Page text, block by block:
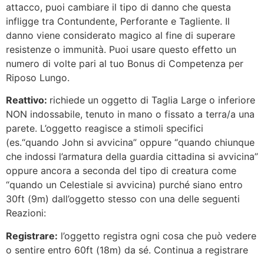
attacco, puoi cambiare il tipo di danno che questa
infligge tra Contundente, Perforante e Tagliente. Il
danno viene considerato magico al fine di superare
resistenze o immunità. Puoi usare questo effetto un
numero di volte pari al tuo Bonus di Competenza per
Riposo Lungo.
Reattivo: richiede un oggetto di Taglia Large o inferiore
NON indossabile, tenuto in mano o fissato a terra/a una
parete. L’oggetto reagisce a stimoli specifici
(es.“quando John si avvicina” oppure “quando chiunque
che indossi l’armatura della guardia cittadina si avvicina”
oppure ancora a seconda del tipo di creatura come
“quando un Celestiale si avvicina) purché siano entro
30ft (9m) dall’oggetto stesso con una delle seguenti
Reazioni:
Registrare: l’oggetto registra ogni cosa che può vedere
o sentire entro 60ft (18m) da sé. Continua a registrare